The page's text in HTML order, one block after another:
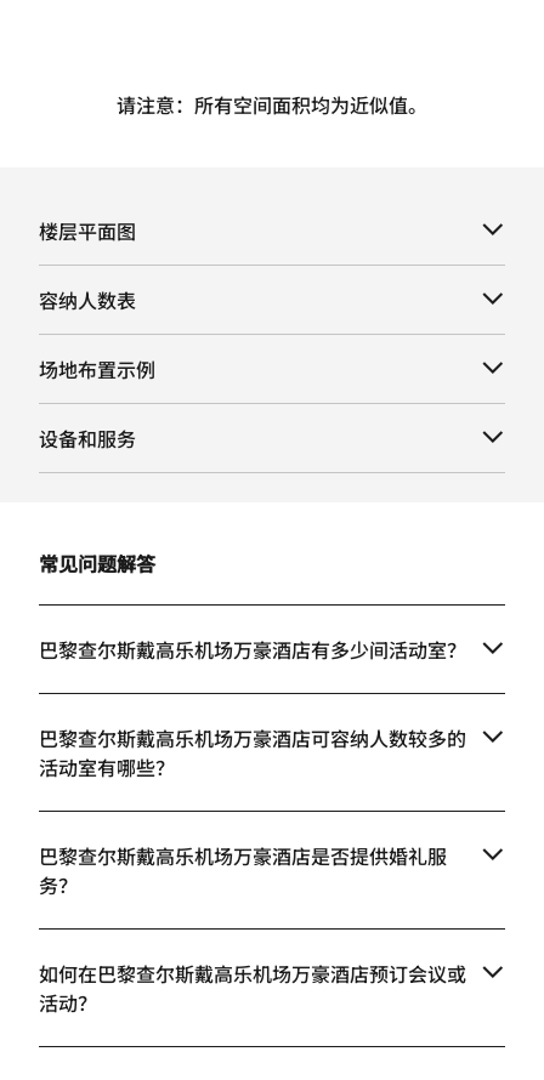
请注意：所有空间面积均为近似值。
楼层平面图
容纳人数表
场地布置示例
设备和服务
常见问题解答
巴黎查尔斯戴高乐机场万豪酒店有多少间活动室？
巴黎查尔斯戴高乐机场万豪酒店可容纳人数较多的
活动室有哪些？
巴黎查尔斯戴高乐机场万豪酒店是否提供婚礼服
务？
如何在巴黎查尔斯戴高乐机场万豪酒店预订会议或
活动？